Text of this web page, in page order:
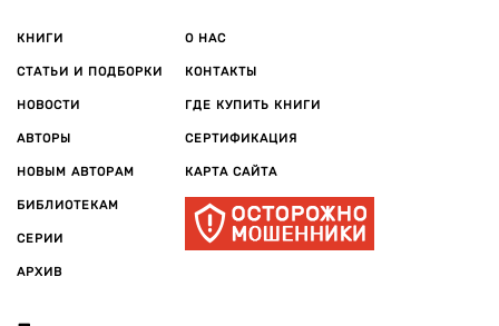
КНИГИ
СТАТЬИ И ПОДБОРКИ
НОВОСТИ
АВТОРЫ
НОВЫМ АВТОРАМ
БИБЛИОТЕКАМ
СЕРИИ
АРХИВ
О НАС
КОНТАКТЫ
ГДЕ КУПИТЬ КНИГИ
СЕРТИФИКАЦИЯ
КАРТА САЙТА